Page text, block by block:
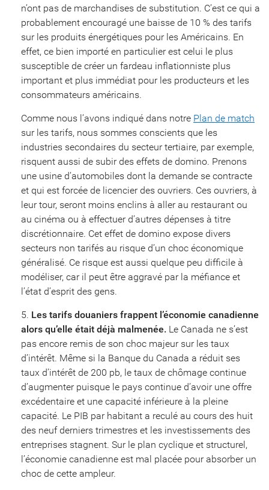
n’ont pas de marchandises de substitution. C’est ce qui a
probablement encouragé une baisse de 10 % des tarifs
sur les produits énergétiques pour les Américains. En
effet, ce bien importé en particulier est celui le plus
susceptible de créer un fardeau inflationniste plus
important et plus immédiat pour les producteurs et les
consommateurs américains.
Comme nous l’avons indiqué dans notre Plan de match
sur les tarifs, nous sommes conscients que les
industries secondaires du secteur tertiaire, par exemple,
risquent aussi de subir des effets de domino. Prenons
une usine d’automobiles dont la demande se contracte
et qui est forcée de licencier des ouvriers. Ces ouvriers, à
leur tour, seront moins enclins à aller au restaurant ou
au cinéma ou à effectuer d’autres dépenses à titre
discrétionnaire. Cet effet de domino expose divers
secteurs non tarifés au risque d’un choc économique
généralisé. Ce risque est aussi quelque peu difficile à
modéliser, car il peut être aggravé par la méfiance et
l’état d’esprit des gens.
Les tarifs douaniers frappent l’économie canadienne
alors qu’elle était déjà malmenée. Le Canada ne s’est
pas encore remis de son choc majeur sur les taux
d’intérêt. Même si la Banque du Canada a réduit ses
taux d’intérêt de 200 pb, le taux de chômage continue
d’augmenter puisque le pays continue d’avoir une offre
excédentaire et une capacité inférieure à la pleine
capacité. Le PIB par habitant a reculé au cours des huit
des neuf derniers trimestres et les investissements des
entreprises stagnent. Sur le plan cyclique et structurel,
l’économie canadienne est mal placée pour absorber un
choc de cette ampleur.